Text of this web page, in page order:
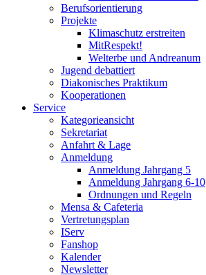
Berufsorientierung
Projekte
Klimaschutz erstreiten
MitRespekt!
Welterbe und Andreanum
Jugend debattiert
Diakonisches Praktikum
Kooperationen
Service
Kategorieansicht
Sekretariat
Anfahrt & Lage
Anmeldung
Anmeldung Jahrgang 5
Anmeldung Jahrgang 6-10
Ordnungen und Regeln
Mensa & Cafeteria
Vertretungsplan
IServ
Fanshop
Kalender
Newsletter